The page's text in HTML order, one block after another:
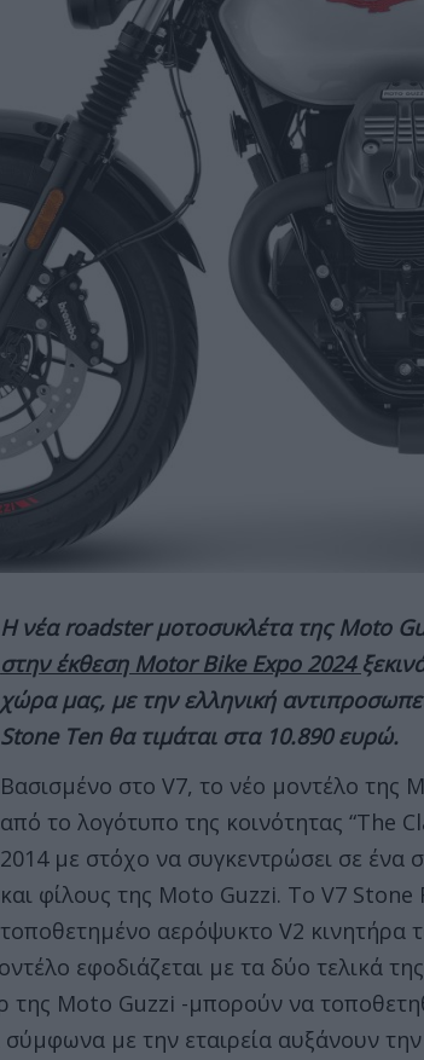
Η νέα roadster μοτοσυκλέτα της Moto
στην έκθεση Motor Bike Expo 2024
χώρα μας, με την ελληνική
Stone Ten θα τιμάται στα 10.890 ευρώ.
Βασισμένο στο V7, το νέο μοντέλο της
από το λογότυπο της κοινότητας “The
2014 με στόχο να συγκεντρώσει σε ένα
και φίλους της Moto Guzzi. Το V7 Stone
τοποθετημένο αερόψυκτο V2 κινητήρα
εφοδιάζεται με τα δύο τελικά
της Moto Guzzi -μπορούν να
με την εταιρεία αυξάνουν